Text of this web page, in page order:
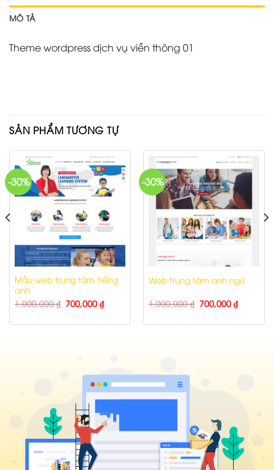
MÔ TẢ
Theme wordpress dịch vụ viễn thông 01
SẢN PHẨM TƯƠNG TỰ
-30%
Mẫu web trung tâm tiếng
anh
1,000,000₫ 700,000 ₫
-30%
Web trung tâm anh ngữ
1,000,000₫ 700,000 ₫